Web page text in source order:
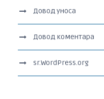
Довод уноса
Довод коментара
sr.WordPress.org